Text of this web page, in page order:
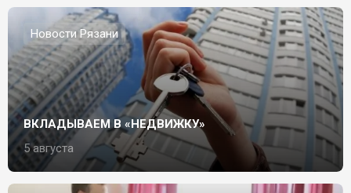
Новости Рязани
ВКЛАДЫВАЕМ В «НЕДВИЖКУ»
5 августа